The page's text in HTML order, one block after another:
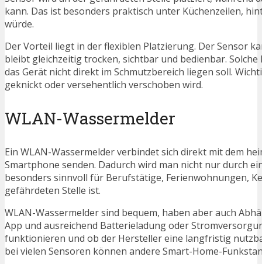
kann. Das ist besonders praktisch unter Küchenzeilen,
würde.
Der Vorteil liegt in der flexiblen Platzierung. Der Sensor
bleibt gleichzeitig trocken, sichtbar und bedienbar.
das Gerät nicht direkt im Schmutzbereich liegen soll.
geknickt oder versehentlich verschoben wird.
WLAN-Wassermelder
Ein WLAN-Wassermelder verbindet sich direkt mit dem
Smartphone senden. Dadurch wird man nicht nur durch
besonders sinnvoll für Berufstätige, Ferienwohnungen,
gefährdeten Stelle ist.
WLAN-Wassermelder sind bequem, haben aber auch
App und ausreichend Batterieladung oder
funktionieren und ob der Hersteller eine langfristig
bei vielen Sensoren können andere Smart-Home-